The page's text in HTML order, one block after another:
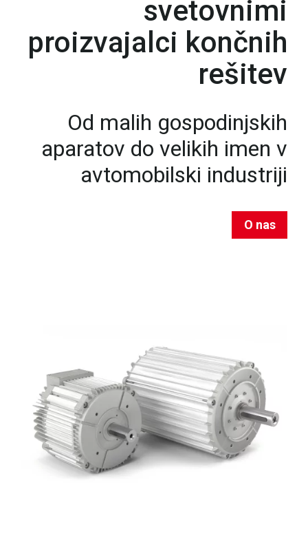
svetovnimi
proizvajalci končnih
rešitev
Od malih gospodinjskih
aparatov do velikih imen v
avtomobilski industriji
O nas